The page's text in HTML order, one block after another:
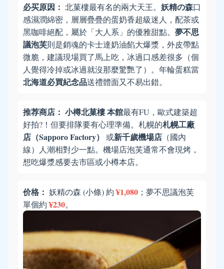
必买原因： 北菓樓最有名的兩大天王。 妖精の森口
感濕潤綿密，層層疊疊的蛋奶香超級迷人，配茶或
黑咖啡絕配，屬於「大人系」的優雅甜點。 夢不思
議泡芙則是銷魂的卡士達奶油餡大爆漿，外皮帶點
微脆，建議現場買了馬上吃，冰過口感差很多（個
人覺得冷掉或冰過就沒那麼驚艷了）。年輪蛋糕當
北海道必買紀念品送禮體面又不易出錯。
推荐商店： 小樽北菓樓 本館最有FU，歐式建築超
好拍?！但要排隊要有心理準備。札幌的札幌工廠
店（Sapporo Factory）
或新千歲機場店 （國內
線）人潮相對少一點。機場店泡芙通常不會現烤，
想吃爆漿感要去市區或小樽本店。
价格： 妖精の森 (小條) 約¥1,080 ；夢不思議泡芙
單個約¥230。